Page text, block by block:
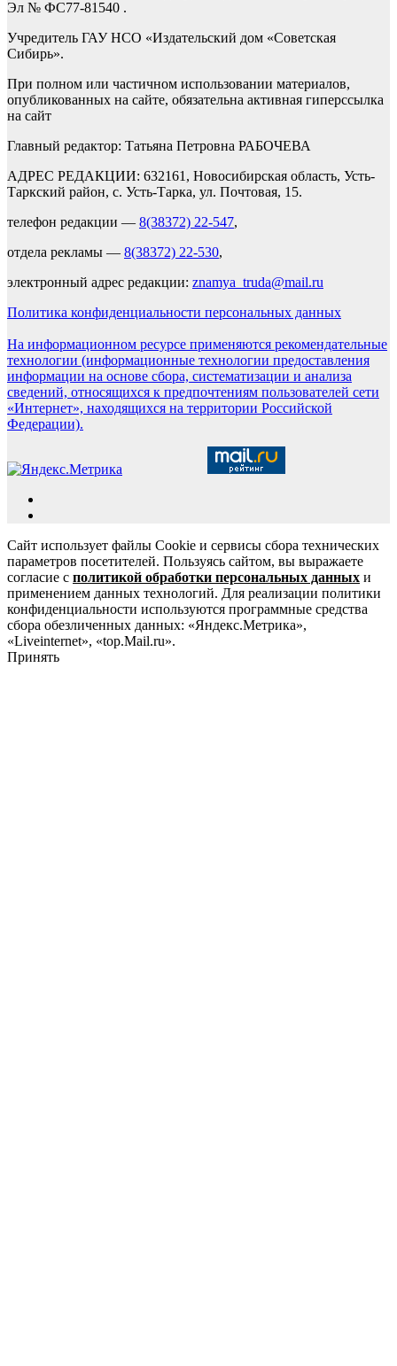
Эл № ФС77-81540 .
Учредитель ГАУ НСО «Издательский дом «Советская
Сибирь».
При полном или частичном использовании материалов,
опубликованных на сайте, обязательна активная гиперссылка
на сайт
Главный редактор: Татьяна Петровна РАБОЧЕВА
АДРЕС РЕДАКЦИИ: 632161, Новосибирская область, Усть-
Таркский район, с. Усть-Тарка, ул. Почтовая, 15.
телефон редакции — 8(38372) 22-547,
отдела рекламы — 8(38372) 22-530,
электронный адрес редакции: znamya_truda@mail.ru
Политика конфиденциальности персональных данных
На информационном ресурсе применяются рекомендательные
технологии (информационные технологии предоставления
информации на основе сбора, систематизации и анализа
сведений, относящихся к предпочтениям пользователей сети
«Интернет», находящихся на территории Российской
Федерации).
Сайт использует файлы Cookie и сервисы сбора технических
параметров посетителей. Пользуясь сайтом, вы выражаете
согласие с политикой обработки персональных данных и
применением данных технологий. Для реализации политики
конфиденциальности используются программные средства
сбора обезличенных данных: «Яндекс.Метрика»,
«Liveinternet», «top.Mail.ru».
Принять